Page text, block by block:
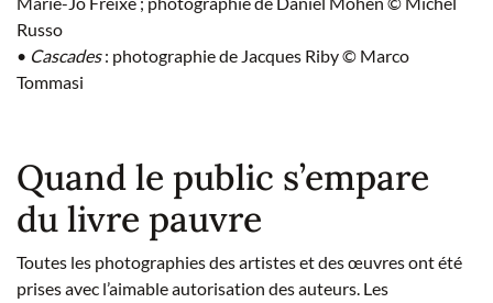
Russo
• Cascades: photographie de Jacques Riby © Marco
Tommasi
Quand le public s’empare
du livre pauvre
Toutes les photographies des artistes et des œuvres ont été
prises avec l’aimable autorisation des auteurs. Les